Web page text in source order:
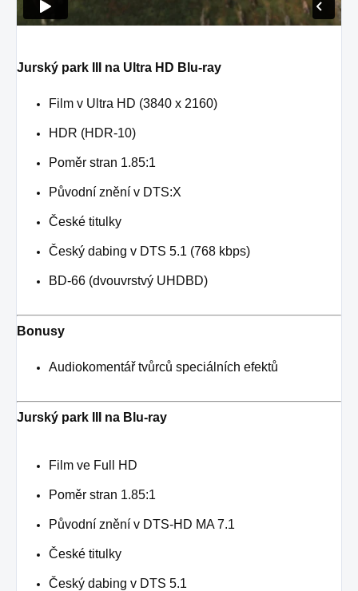
Jurský park III na Ultra HD Blu-ray
Film v Ultra HD (3840 x 2160)
HDR (HDR-10)
Poměr stran 1.85:1
Původní znění v DTS:X
České titulky
Český dabing v DTS 5.1 (768 kbps)
BD-66 (dvouvrstvý UHDBD)
Bonusy
Audiokomentář tvůrců speciálních efektů
Jurský park III na Blu-ray
Film ve Full HD
Poměr stran 1.85:1
Původní znění v DTS-HD MA 7.1
České titulky
Český dabing v DTS 5.1